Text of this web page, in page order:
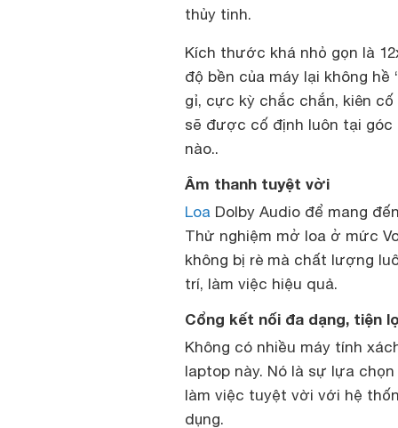
thủy tinh.
Kích thước khá nhỏ gọn là
độ bền của máy lại không hề
gỉ, cực kỳ chắc chắn, kiên
sẽ được cố định luôn tại
nào..
Âm thanh tuyệt vời
Loa Dolby Audio để mang
Thử nghiệm mở loa ở mức
không bị rè mà chất lượng
trí, làm việc hiệu quả.
Cổng kết nối đa dạng, tiện
Không có nhiều máy tính
laptop này. Nó là sự lựa
làm việc tuyệt vời với hệ
dụng.